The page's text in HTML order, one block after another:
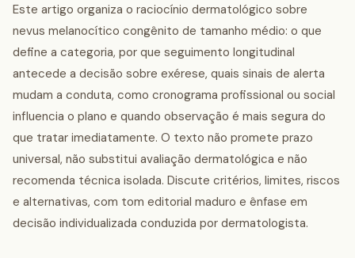
Este artigo organiza o raciocínio dermatológico sobre
nevus melanocítico congênito de tamanho médio: o que
define a categoria, por que seguimento longitudinal
antecede a decisão sobre exérese, quais sinais de alerta
mudam a conduta, como cronograma profissional ou social
influencia o plano e quando observação é mais segura do
que tratar imediatamente. O texto não promete prazo
universal, não substitui avaliação dermatológica e não
recomenda técnica isolada. Discute critérios, limites, riscos
e alternativas, com tom editorial maduro e ênfase em
decisão individualizada conduzida por dermatologista.